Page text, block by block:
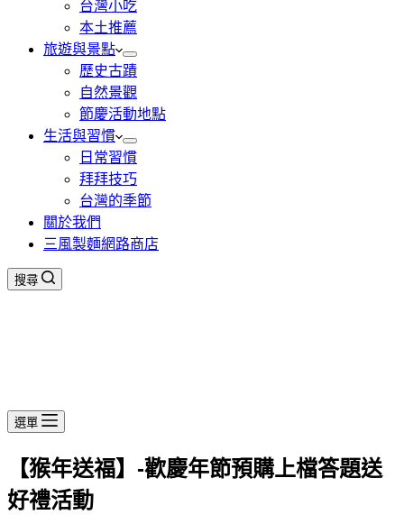
台灣小吃
本土推薦
旅遊與景點
歷史古蹟
自然景觀
節慶活動地點
生活與習慣
日常習慣
拜拜技巧
台灣的季節
關於我們
三風製麵網路商店
搜尋
選單
【猴年送福】-歡慶年節預購上檔答題送
好禮活動